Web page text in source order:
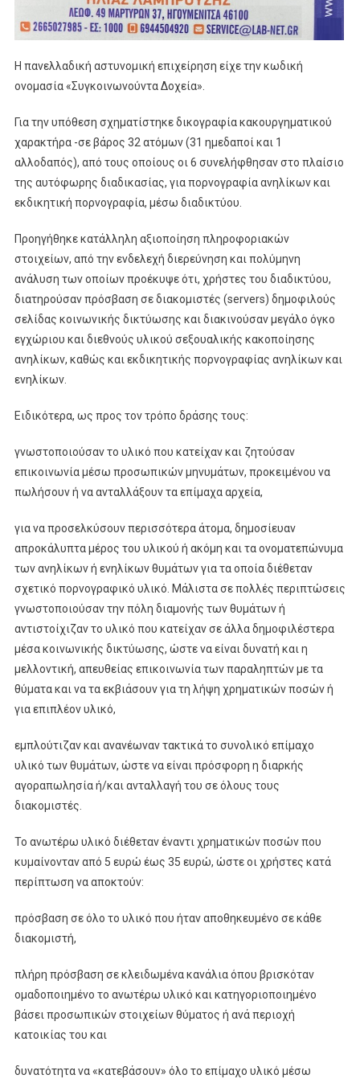
Η πανελλαδική αστυνομική επιχείρηση είχε την κωδική
ονομασία «Συγκοινωνούντα Δοχεία».
Για την υπόθεση σχηματίστηκε δικογραφία κακουργηματικού
χαρακτήρα -σε βάρος 32 ατόμων (31 ημεδαποί και 1
αλλοδαπός), από τους οποίους οι 6 συνελήφθησαν στο πλαίσιο
της αυτόφωρης διαδικασίας, για πορνογραφία ανηλίκων και
εκδικητική πορνογραφία, μέσω διαδικτύου.
Προηγήθηκε κατάλληλη αξιοποίηση πληροφοριακών
στοιχείων, από την ενδελεχή διερεύνηση και πολύμηνη
ανάλυση των οποίων προέκυψε ότι, χρήστες του διαδικτύου,
διατηρούσαν πρόσβαση σε διακομιστές (servers) δημοφιλούς
σελίδας κοινωνικής δικτύωσης και διακινούσαν μεγάλο όγκο
εγχώριου και διεθνούς υλικού σεξουαλικής κακοποίησης
ανηλίκων, καθώς και εκδικητικής πορνογραφίας ανηλίκων και
ενηλίκων.
Ειδικότερα, ως προς τον τρόπο δράσης τους:
γνωστοποιούσαν το υλικό που κατείχαν και ζητούσαν
επικοινωνία μέσω προσωπικών μηνυμάτων, προκειμένου να
πωλήσουν ή να ανταλλάξουν τα επίμαχα αρχεία,
για να προσελκύσουν περισσότερα άτομα, δημοσίευαν
απροκάλυπτα μέρος του υλικού ή ακόμη και τα ονοματεπώνυμα
των ανηλίκων ή ενηλίκων θυμάτων για τα οποία διέθεταν
σχετικό πορνογραφικό υλικό. Μάλιστα σε πολλές περιπτώσεις
γνωστοποιούσαν την πόλη διαμονής των θυμάτων ή
αντιστοίχιζαν το υλικό που κατείχαν σε άλλα δημοφιλέστερα
μέσα κοινωνικής δικτύωσης, ώστε να είναι δυνατή και η
μελλοντική, απευθείας επικοινωνία των παραληπτών με τα
θύματα και να τα εκβιάσουν για τη λήψη χρηματικών ποσών ή
για επιπλέον υλικό,
εμπλούτιζαν και ανανέωναν τακτικά το συνολικό επίμαχο
υλικό των θυμάτων, ώστε να είναι πρόσφορη η διαρκής
αγοραπωλησία ή/και ανταλλαγή του σε όλους τους
διακομιστές.
Το ανωτέρω υλικό διέθεταν έναντι χρηματικών ποσών που
κυμαίνονταν από 5 ευρώ έως 35 ευρώ, ώστε οι χρήστες κατά
περίπτωση να αποκτούν:
πρόσβαση σε όλο το υλικό που ήταν αποθηκευμένο σε κάθε
διακομιστή,
πλήρη πρόσβαση σε κλειδωμένα κανάλια όπου βρισκόταν
ομαδοποιημένο το ανωτέρω υλικό και κατηγοριοποιημένο
βάσει προσωπικών στοιχείων θύματος ή ανά περιοχή
κατοικίας του και
δυνατότητα να «κατεβάσουν» όλο το επίμαχο υλικό μέσω